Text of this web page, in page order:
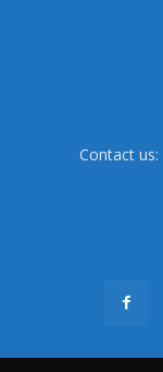
Contact us: